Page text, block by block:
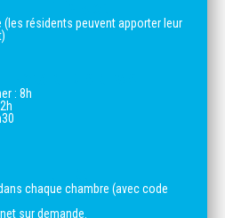
(les résidents peuvent apporter leur
: 8h
chaque chambre (avec code
sur demande.